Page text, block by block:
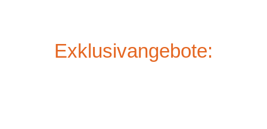
Exklusivangebote: